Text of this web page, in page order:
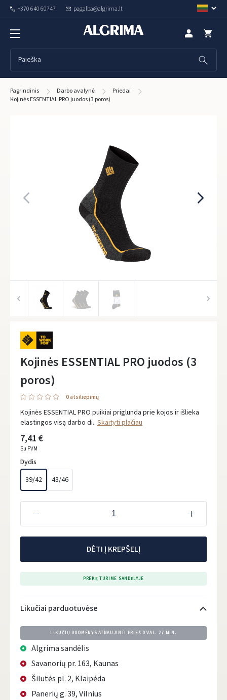
+370 640 60747 pagalba@algrima.lt
Pagrindinis Darbo avalynė
Priedai
Kojinės ESSENTIAL PRO juodos (3 poros)
Kojinės ESSENTIAL PRO juodos (3
poros)
0 atsiliepimų
Kojinės ESSENTIAL PRO puikiai priglunda prie kojos ir išlieka
elastingos visą darbo di.. Skaityti plačiau
7,41 €
Su PVM
Dydis
39/42
43/46
DĖTI Į KREPŠELĮ
PREKĘ TURIME SANDĖLYJE
Likučiai parduotuvėse
LIKUČIŲ DUOMENYS ATNAUJINTI PRIEŠ 0 VAL. 27 MIN.
Algrima sandėlis
Savanorių pr. 163, Kaunas
Šilutės pl. 2, Klaipėda
Panerių g. 39, Vilnius